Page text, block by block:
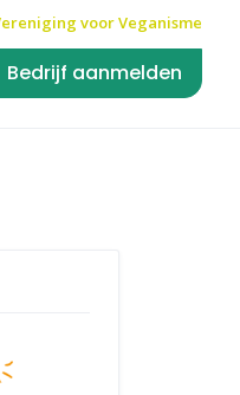
voor Veganisme
Bedrijf aanmelden